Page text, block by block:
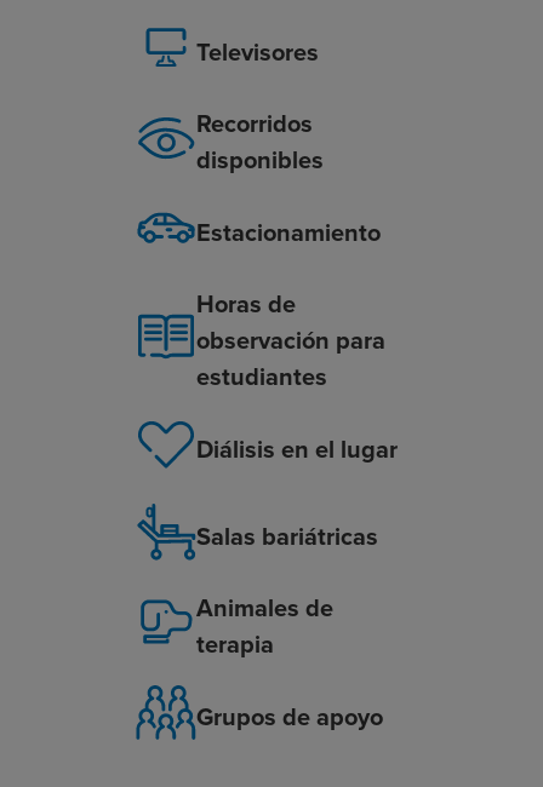
Televisores
Recorridos
disponibles
Estacionamiento
Horas de
observación para
estudiantes
Diálisis en el lugar
Salas bariátricas
Animales de
terapia
Grupos de apoyo